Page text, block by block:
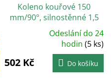
Koleno kouřové 150
mm/90°, silnostěnné 1,5
mm, černé
5,0
z
Odeslání do 24
hodin(5 ks)
502 Kč Do košíku